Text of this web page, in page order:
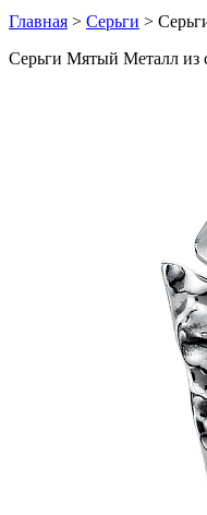
Главная > Серьги >
Серьги Мятый Металл из